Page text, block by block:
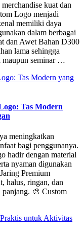
kuat dan
Logo menjadi
memiliki daya
dalam berbagai
dan Awet Bahan D300
lama sehingga
maupun seminar …
Tas Modern
meningkatkan
bagi penggunanya.
hadir dengan material
nyaman digunakan
Premium
halus, ringan, dan
panjang. 🎨 Custom